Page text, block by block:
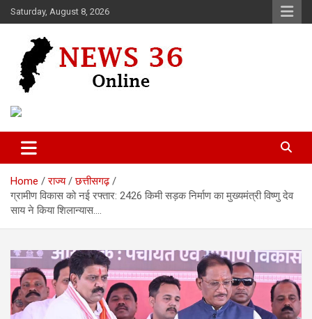
Skip
to
Saturday, August 8, 2026
News 36
Home राज्य
छत्तीसगढ़
ग्रामीण विकास को नई रफ्तार: 2426 किमी सड़क निर्माण का मुख्यमंत्री विष्णु देव
साय ने किया शिलान्यास….